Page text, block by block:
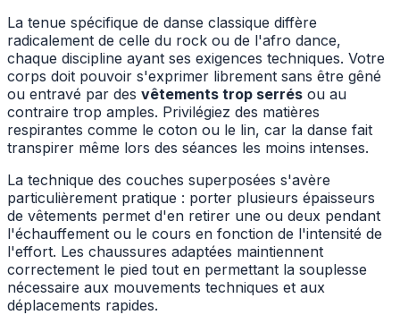
La tenue spécifique de danse classique diffère
radicalement de celle du rock ou de l'afro dance,
chaque discipline ayant ses exigences techniques. Votre
corps doit pouvoir s'exprimer librement sans être gêné
ou entravé par des vêtements trop serrés ou au
contraire trop amples. Privilégiez des matières
respirantes comme le coton ou le lin, car la danse fait
transpirer même lors des séances les moins intenses.
La technique des couches superposées s'avère
particulièrement pratique : porter plusieurs épaisseurs
de vêtements permet d'en retirer une ou deux pendant
l'échauffement ou le cours en fonction de l'intensité de
l'effort. Les chaussures adaptées maintiennent
correctement le pied tout en permettant la souplesse
nécessaire aux mouvements techniques et aux
déplacements rapides.